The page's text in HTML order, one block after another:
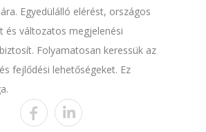
Egyedülálló elérést, országos
és változatos megjelenési
Folyamatosan keressük az
fejlődési lehetőségeket. Ez